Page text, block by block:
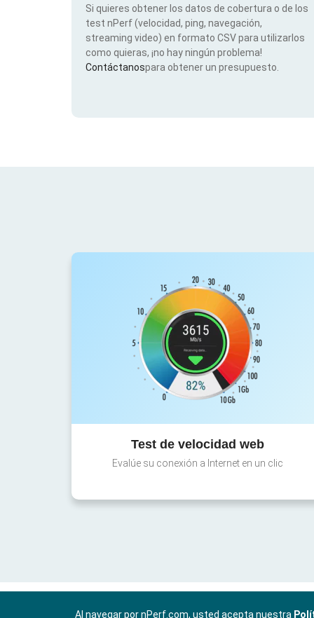
Si quieres obtener los datos de cobertura o de los
test nPerf (velocidad, ping, navegación,
streaming video) en formato CSV para utilizarlos
como quieras, ¡no hay ningún problema!
Contáctanospara obtener un presupuesto.
Test de velocidad web
Evalúe su conexión a Internet en un clic
Al navegar por nPerf.com, usted acepta nuestra